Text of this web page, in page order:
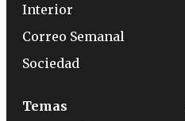
Interior
Correo Semanal
Sociedad
Temas